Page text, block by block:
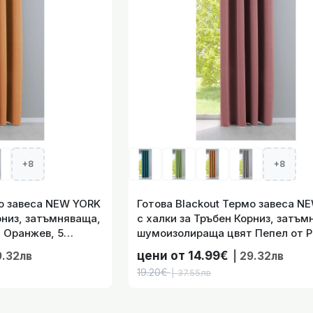
+8
NEW YORK
затъмняваща,
Оранжев, 5
064
+8
Готова Blackout Термо завеса
с халки за Тръбен Корниз,
шумоизолираща цвят Пепел от
Размера, код- 201920600-044
цени от 14.99€ | 29.32лв
19.20€ | 37.55лв
завеса NEW YORK с халки за Тръбен Корниз,
Петрол, 5
Светъл Беж, 5
19.20€
| 37.55лв